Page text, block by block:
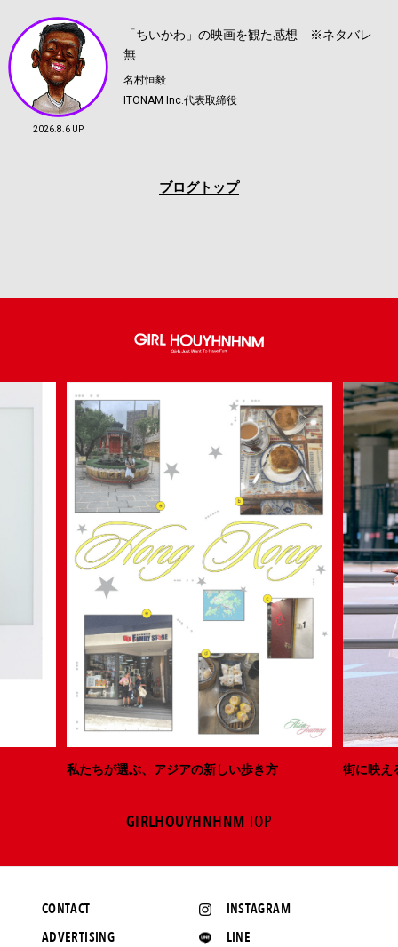
2026.8.6 UP
「ちいかわ」の映画を観た感想 ※ネタバレ
無
名村恒毅
ITONAM Inc.代表取締役
ブログトップ
私たちが選ぶ、アジアの新しい歩き方 街に映え
GIRLHOUYHNHNM TOP
INSTAGRAM
LINE
CONTACT
ADVERTISING